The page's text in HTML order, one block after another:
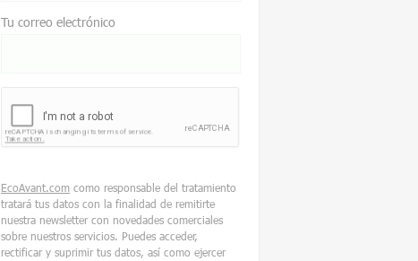
Tu correo electrónico
EcoAvant.com como responsable del tratamiento
tratará tus datos con la finalidad de remitirte
nuestra newsletter con novedades comerciales
sobre nuestros servicios. Puedes acceder,
rectificar y suprimir tus datos, así como ejercer